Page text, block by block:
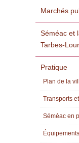
Marchés
Séméac et
Tarbes-
Pratique
Plan de la
Transports
Séméac en